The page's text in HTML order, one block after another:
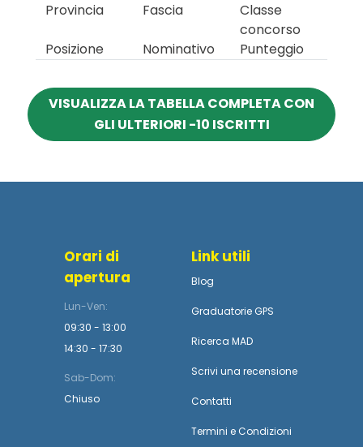
Provincia
Fascia
Classe
concorso
Posizione
Nominativo Punteggio
VISUALIZZA LA TABELLA COMPLETA CON
GLI ULTERIORI -10 ISCRITTI
Orari di
apertura
Lun-Ven:
09:30 - 13:00
14:30 - 17:30
Sab-Dom:
Chiuso
Link utili
Blog
Graduatorie GPS
Ricerca MAD
Scrivi una recensione
Contatti
Termini e Condizioni